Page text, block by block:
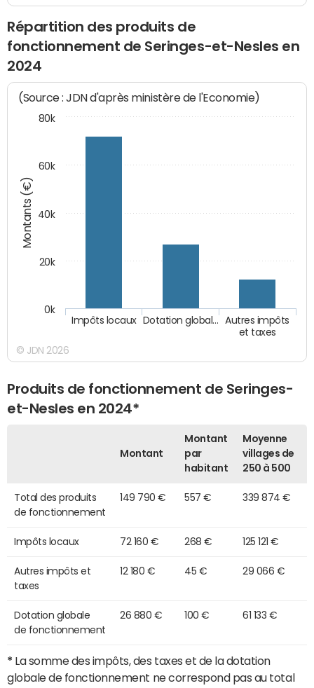
Répartition des produits de
fonctionnement de Seringes-et-Nesles en
2024
Montants (€)
(Source : JDN d'après ministère de l'Economie)
Autres impôts
et taxes
Dotation global…
Impôts locaux
0k
20k
40k
60k
80k
© JDN 2026
Produits de fonctionnement de Seringes-
et-Nesles en 2024*
Montant
Montant
par
habitant
Moyenne
villages de
250 à 500
Total des produits
de fonctionnement
149 790 € 557 € 339 874 €
Impôts locaux 72 160 € 268 € 125 121 €
Autres impôts et
taxes
12 180 € 45 € 29 066 €
Dotation globale
de fonctionnement
26 880 € 100 € 61 133 €
* La somme des impôts, des taxes et de la dotation
globale de fonctionnement ne correspond pas au total